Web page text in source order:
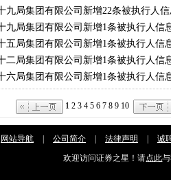
九局集团有限公司新增22条被执行人
九局集团有限公司新增1条被执行人信
五局集团有限公司新增1条被执行人信
二局集团有限公司新增1条被执行人信
六局集团有限公司新增1条被执行人信
1 2 3 4 5 6 7 8 9 10
网站导航 | 公司简介 | 法律声明 |
诚
欢迎访问证券之星！请点此